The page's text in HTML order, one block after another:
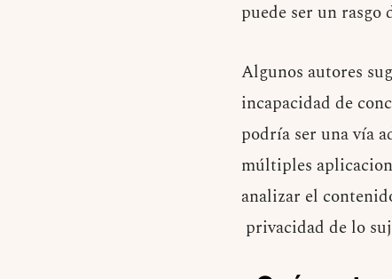
puede ser un rasgo
Algunos autores
incapacidad de
podría ser una vía
múltiples
analizar el
privacidad de lo